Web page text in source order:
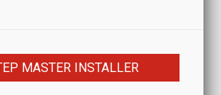
MASTER INSTALLER